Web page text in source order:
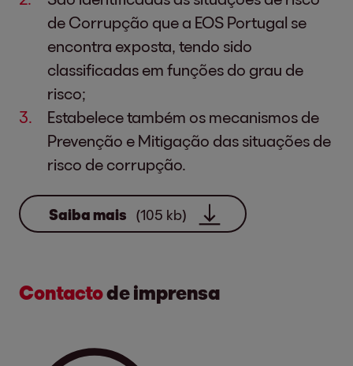
de Corrupção que a EOS Portugal se
encontra exposta, tendo sido
classificadas em funções do grau de
risco;
Estabelece também os mecanismos de
Prevenção e Mitigação das situações de
risco de corrupção.
Saiba mais (105 kb)
Contactode imprensa